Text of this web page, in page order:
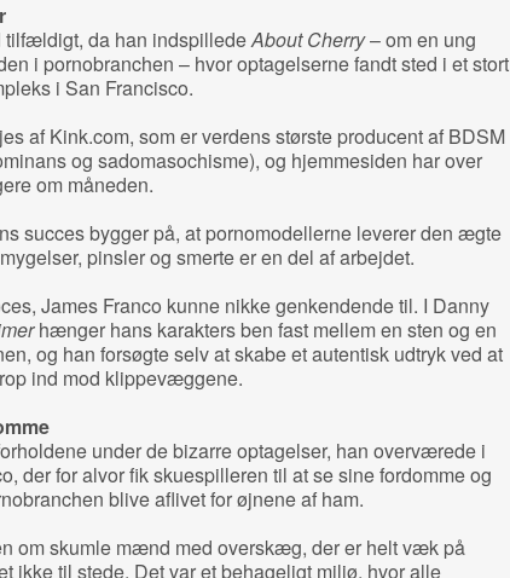
tilfældigt, da han indspilledeAbout Cherry– om en ung
i pornobranchen – hvor optagelserne fandt sted i et stort
i San Francisco.
af Kink.com, som er verdens største producent af BDSM
og sadomasochisme), og hjemmesiden har over
om måneden.
succes bygger på, at pornomodellerne leverer den ægte
pinsler og smerte er en del af arbejdet.
James Franco kunne nikke genkendende til. I Danny
hænger hans karakters ben fast mellem en sten og en
og han forsøgte selv at skabe et autentisk udtryk ved at
ind mod klippevæggene.
under de bizarre optagelser, han overværede i
der for alvor fik skuespilleren til at se sine fordomme og
blive aflivet for øjnene af ham.
om skumle mænd med overskæg, der er helt væk på
ikke til stede. Det var et behageligt miljø, hvor alle